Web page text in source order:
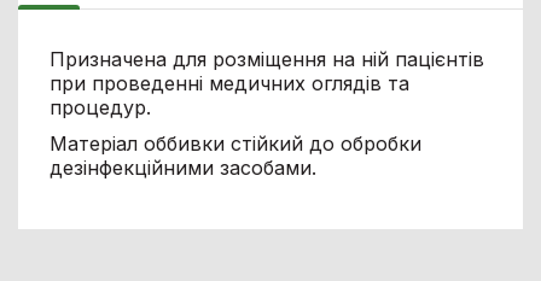
Призначена для розміщення на ній пацієнтів
при проведенні медичних оглядів та
процедур.
Матеріал оббивки стійкий до обробки
дезінфекційними засобами.